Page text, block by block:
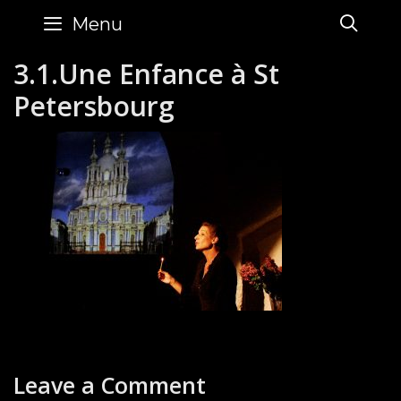
content
Menu
3.1.Une Enfance à St
Petersbourg
Leave a Comment